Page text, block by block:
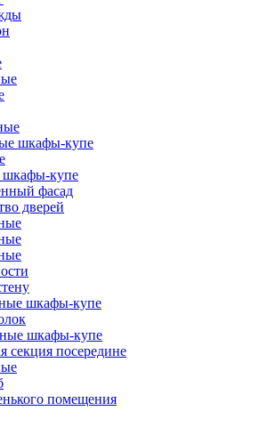
шкафы-купе
шкафы-купе
фасад
дверей
шкафы-купе
шкафы-купе
секция посередине
помещения